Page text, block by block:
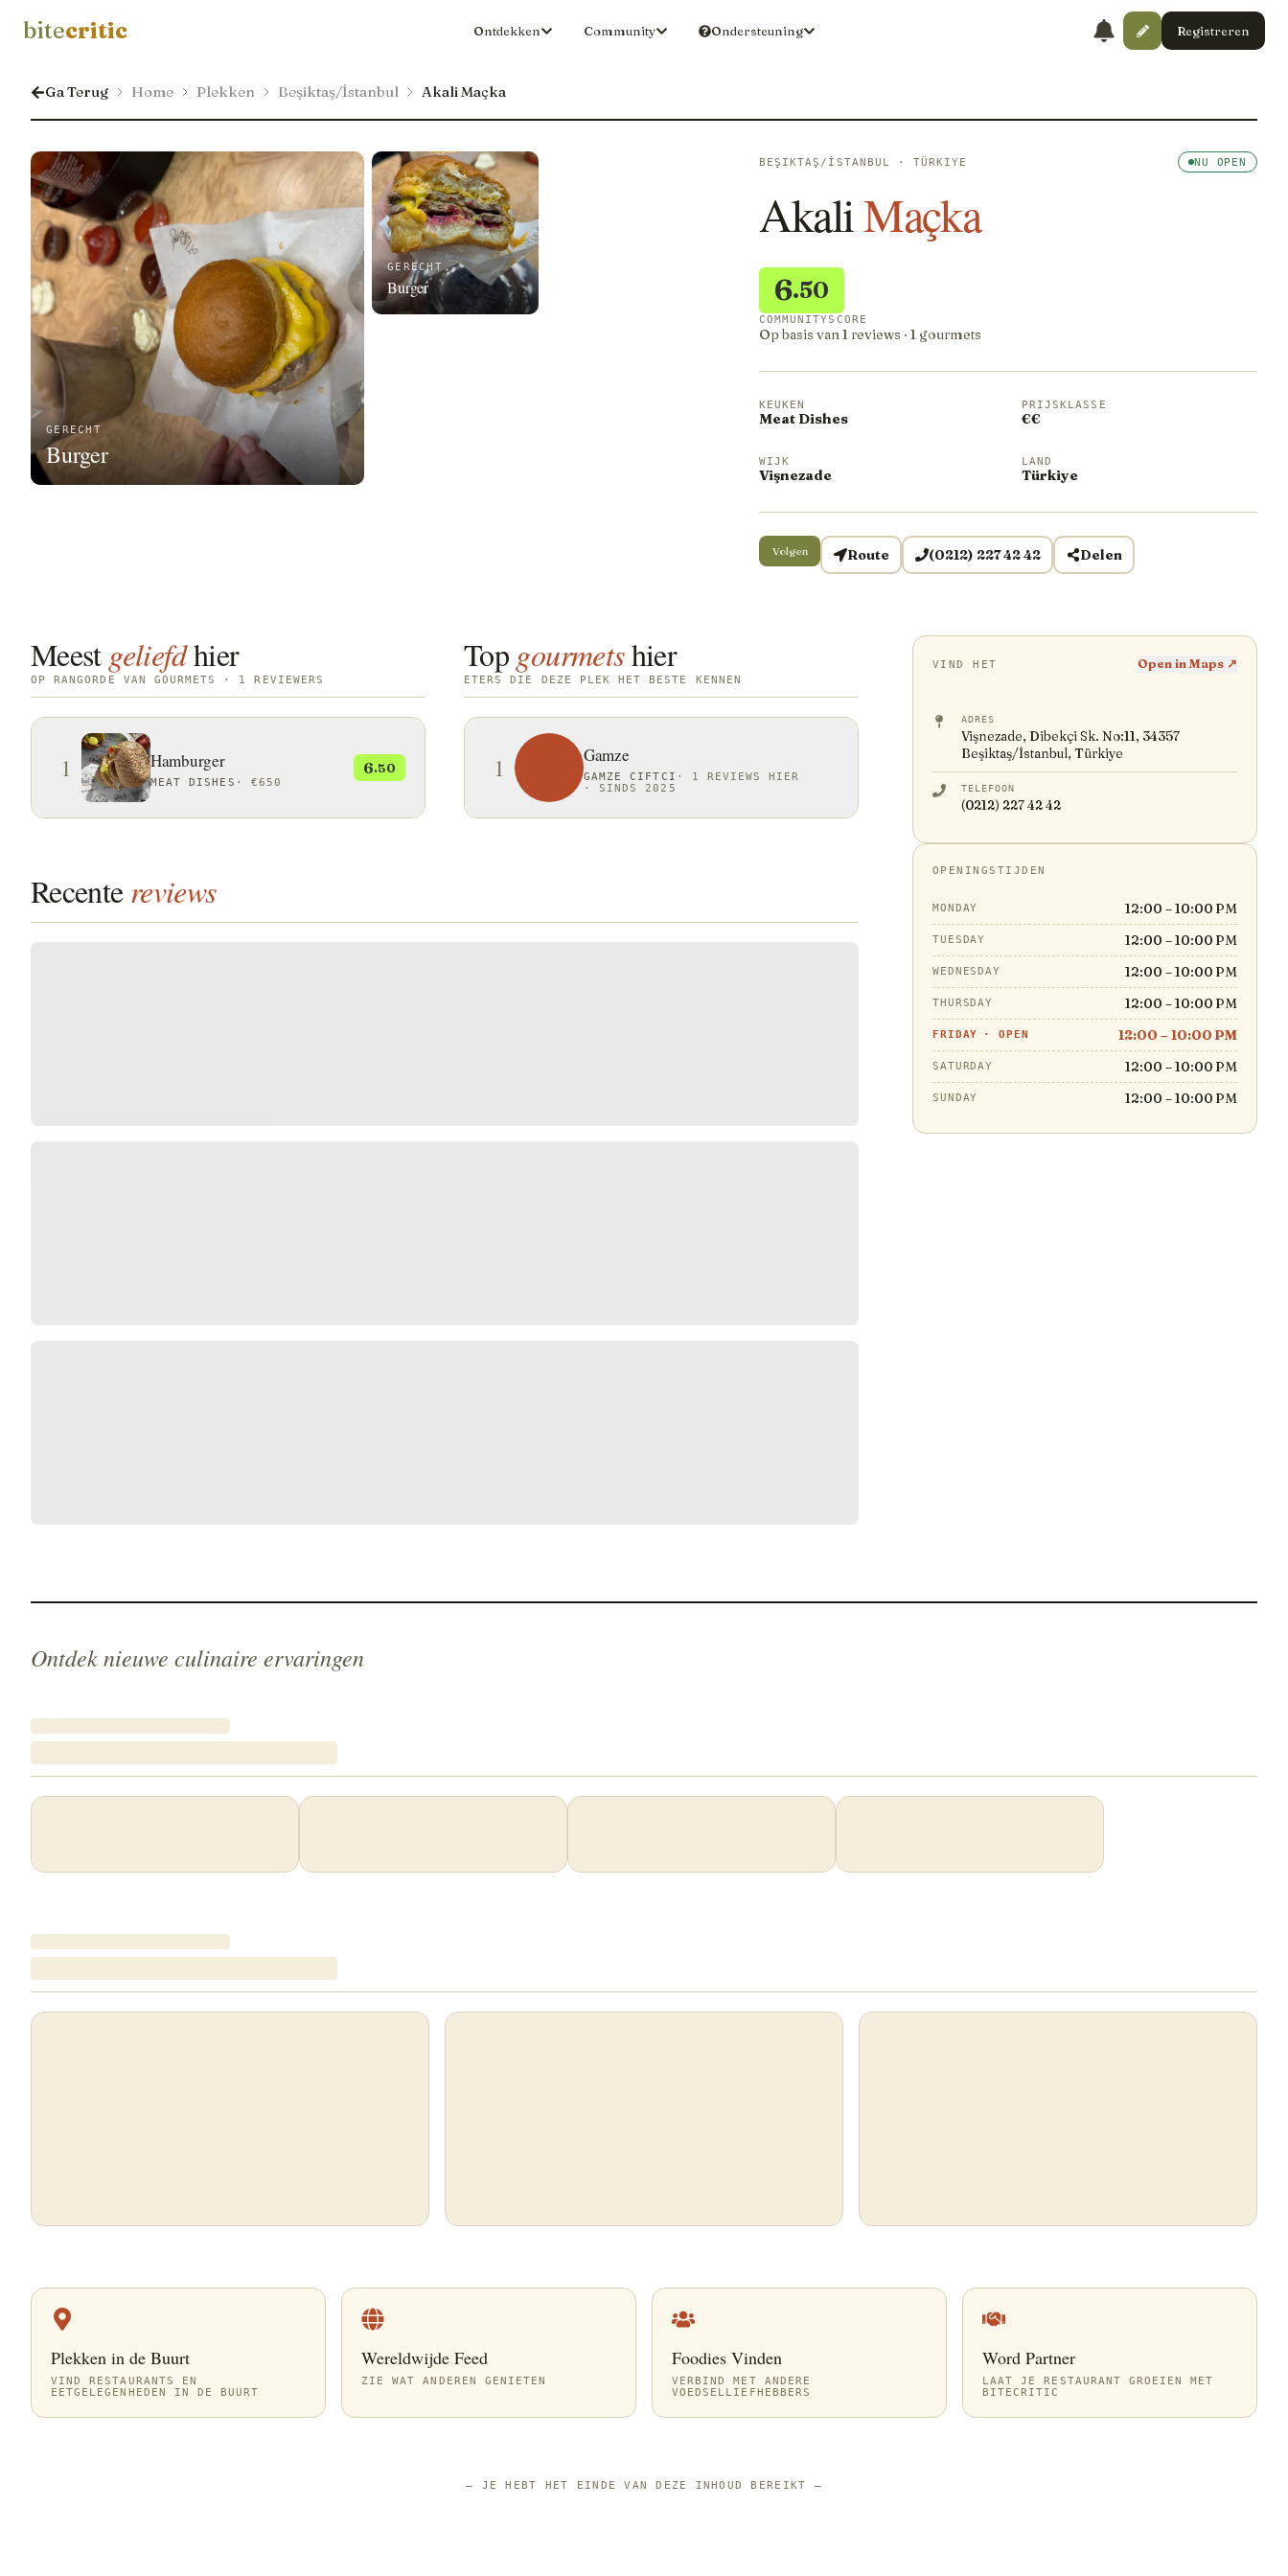
bitecritic Ontdekken Community Ondersteuning Registreren
Ga Terug Home Plekken Beşiktaş/İstanbul Akali Maçka
GERECHT
Burger
GERECHT
Burger
BEŞIKTAŞ/İSTANBUL · TÜRKIYE NU OPEN
AkaliMaçka
6.50
COMMUNITYSCORE
Op basis van 1 reviews · 1 gourmets
KEUKEN
Meat Dishes
PRIJSKLASSE
€€
WIJK
Vişnezade
LAND
Türkiye
Volgen Route (0212) 227 42 42 Delen
Meest geliefdhier
OP RANGORDE VAN GOURMETS · 1 REVIEWERS
1 Hamburger
MEAT DISHES · €650
6.50
Top gourmetshier
ETERS DIE DEZE PLEK HET BESTE KENNEN
1 Gamze
GAMZE CIFTCI ·
1 REVIEWS HIER
·SINDS 2025
Recentereviews
VIND HET Open in Maps ↗
ADRES
Vişnezade, Dibekçi Sk. No:11, 34357
Beşiktaş/İstanbul, Türkiye
TELEFOON
(0212) 227 42 42
OPENINGSTIJDEN
MONDAY 12:00 – 10:00 PM
TUESDAY 12:00 – 10:00 PM
WEDNESDAY 12:00 – 10:00 PM
THURSDAY 12:00 – 10:00 PM
FRIDAY ·OPEN 12:00 – 10:00 PM
SATURDAY 12:00 – 10:00 PM
SUNDAY 12:00 – 10:00 PM
Ontdek nieuwe culinaire ervaringen
Plekken in de Buurt
VIND RESTAURANTS EN
EETGELEGENHEDEN IN DE BUURT
Wereldwijde Feed
ZIE WAT ANDEREN GENIETEN
Foodies Vinden
VERBIND MET ANDERE
VOEDSELLIEFHEBBERS
Word Partner
LAAT JE RESTAURANT GROEIEN MET
BITECRITIC
— JE HEBT HET EINDE VAN DEZE INHOUD BEREIKT —